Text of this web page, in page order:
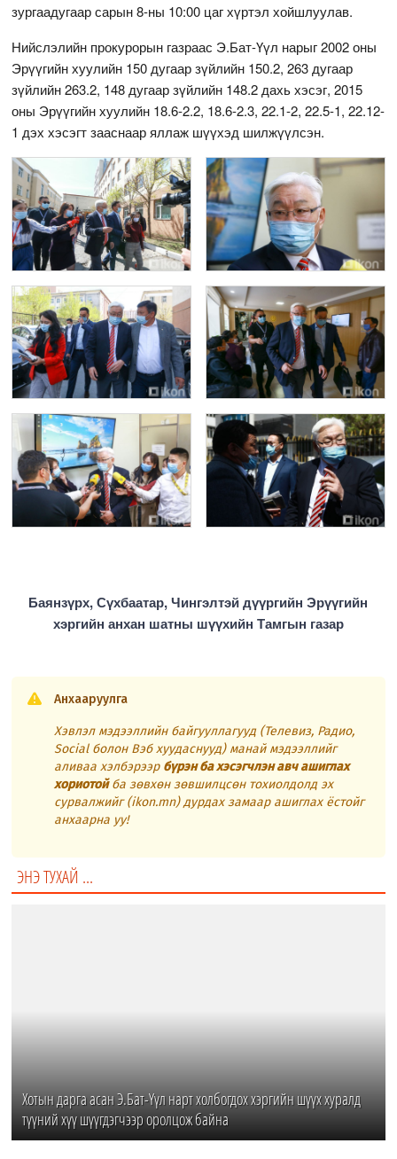
зургаадугаар сарын 8-ны 10:00 цаг хүртэл хойшлуулав.
Нийслэлийн прокурорын газраас Э.Бат-Үүл нарыг 2002 оны
Эрүүгийн хуулийн 150 дугаар зүйлийн 150.2, 263 дугаар
зүйлийн 263.2, 148 дугаар зүйлийн 148.2 дахь хэсэг, 2015
оны Эрүүгийн хуулийн 18.6-2.2, 18.6-2.3, 22.1-2, 22.5-1, 22.12-
1 дэх хэсэгт зааснаар яллаж шүүхэд шилжүүлсэн.
Баянзүрх, Сүхбаатар, Чингэлтэй дүүргийн Эрүүгийн
хэргийн анхан шатны шүүхийн Тамгын газар
Анхааруулга
Хэвлэл мэдээллийн байгууллагууд (Телевиз, Радио,
Social болон Вэб хуудаснууд) манай мэдээллийг
аливаа хэлбэрээр бүрэн ба хэсэгчлэн авч ашиглах
хориотойба зөвхөн зөвшилцсөн тохиолдолд эх
сурвалжийг (ikon.mn) дурдах замаар ашиглах ёстойг
анхаарна уу!
ЭНЭ ТУХАЙ ...
Хотын дарга асан Э.Бат-Үүл нарт холбогдох хэргийн шүүх хуралд
түүний хүү шүүгдэгчээр оролцож байна